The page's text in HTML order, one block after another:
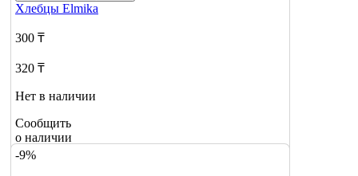
Хлебцы Elmika
300 ₸
320 ₸
Нет в наличии
Сообщить
о наличии
1
-9%